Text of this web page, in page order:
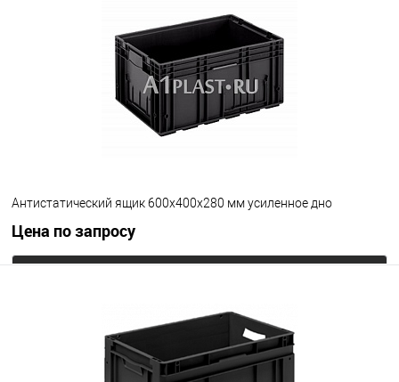
Под заказ
Без блокировки
Антистатический ящик 600х400х280 мм усиленное дно
Цена по запросу
Под заказ